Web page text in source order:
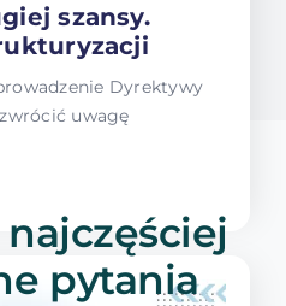
szansy.
Dyrektywy
uwagę
najczęściej
pytania